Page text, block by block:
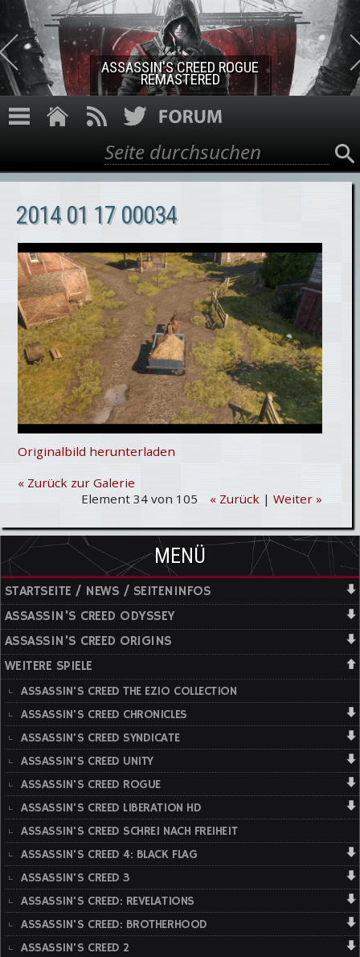
Direkt zum Inhalt
ASSASSIN'S CREED ROGUE
REMASTERED
Suchformular
Suche
2014 01 17 00034
Originalbild herunterladen
« Zurück zur Galerie
Element 34 von 105
« Zurück| Weiter »
MENÜ
STARTSEITE / NEWS / SEITENINFOS
ASSASSIN'S CREED ODYSSEY
ASSASSIN'S CREED ORIGINS
WEITERE SPIELE
ASSASSIN'S CREED THE EZIO COLLECTION
ASSASSIN'S CREED CHRONICLES
ASSASSIN'S CREED SYNDICATE
ASSASSIN'S CREED UNITY
ASSASSIN'S CREED ROGUE
ASSASSIN'S CREED LIBERATION HD
ASSASSIN'S CREED SCHREI NACH FREIHEIT
ASSASSIN'S CREED 4: BLACK FLAG
ASSASSIN'S CREED 3
ASSASSIN'S CREED: REVELATIONS
ASSASSIN'S CREED: BROTHERHOOD
ASSASSIN'S CREED 2